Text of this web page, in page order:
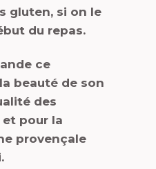
gluten, si on le
du repas.
ce
beauté de son
des
pour la
provençale